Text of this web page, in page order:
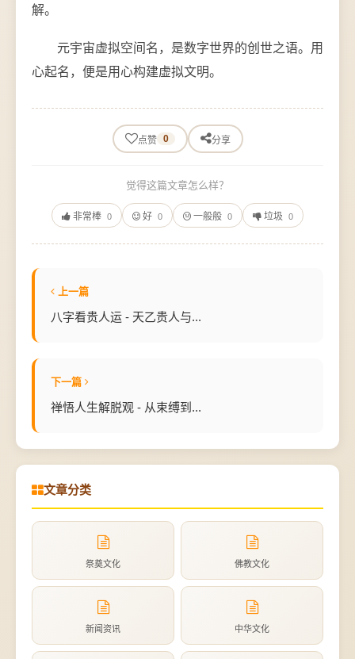
解。
元宇宙虚拟空间名，是数字世界的创世之语。用
心起名，便是用心构建虚拟文明。
点赞 0 分享
觉得这篇文章怎么样？
非常棒 0 好 0 一般般 0 垃圾 0
上一篇
八字看贵人运 - 天乙贵人与...
下一篇
禅悟人生解脱观 - 从束缚到...
文章分类
祭奠文化 佛教文化
新闻资讯 中华文化